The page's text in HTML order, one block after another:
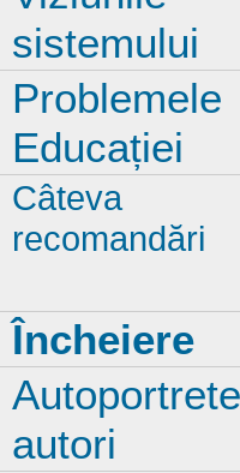
sistemului
Problemele
Educației
Câteva
recomandări
Încheiere
Autoportrete
autori